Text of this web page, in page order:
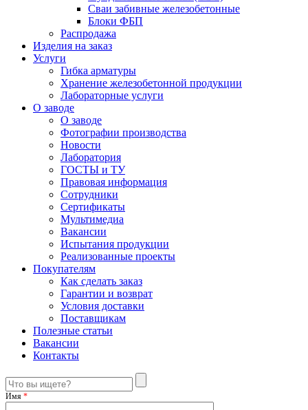
Сваи забивные железобетонные
Блоки ФБП
Распродажа
Изделия на заказ
Услуги
Гибка арматуры
Хранение железобетонной продукции
Лабораторные услуги
О заводе
О заводе
Фотографии производства
Новости
Лаборатория
ГОСТЫ и ТУ
Правовая информация
Сотрудники
Сертификаты
Мультимедиа
Вакансии
Испытания продукции
Реализованные проекты
Покупателям
Как сделать заказ
Гарантии и возврат
Условия доставки
Поставщикам
Полезные статьи
Вакансии
Контакты
Имя *